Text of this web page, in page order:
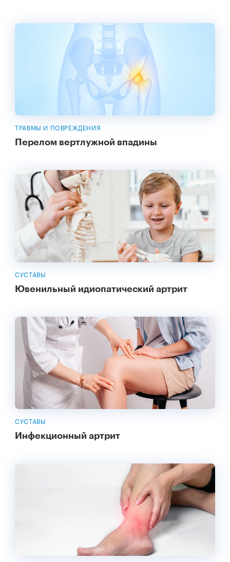
ТРАВМЫ И ПОВРЕЖДЕНИЯ
Перелом вертлужной впадины
СУСТАВЫ
Ювенильный идиопатический артрит
СУСТАВЫ
Инфекционный артрит